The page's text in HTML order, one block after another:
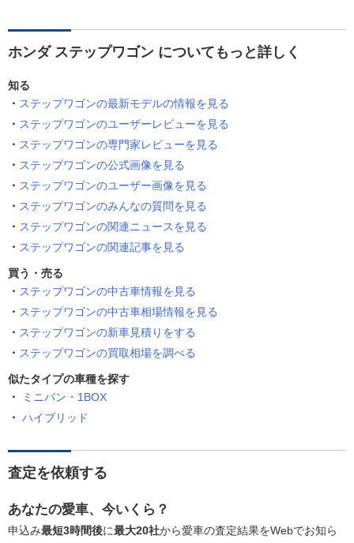
ホンダ ステップワゴン についてもっと詳しく
知る
ステップワゴンの最新モデルの情報を見る
ステップワゴンのユーザーレビューを見る
ステップワゴンの専門家レビューを見る
ステップワゴンの公式画像を見る
ステップワゴンのユーザー画像を見る
ステップワゴンのみんなの質問を見る
ステップワゴンの関連ニュースを見る
ステップワゴンの関連記事を見る
買う・売る
ステップワゴンの中古車情報を見る
ステップワゴンの中古車相場情報を見る
ステップワゴンの新車見積りをする
ステップワゴンの買取相場を調べる
似たタイプの車種を探す
ミニバン・1BOX
ハイブリッド
査定を依頼する
あなたの愛車、今いくら？
申込み最短3時間後に最大20社から愛車の査定結果をWebでお知ら